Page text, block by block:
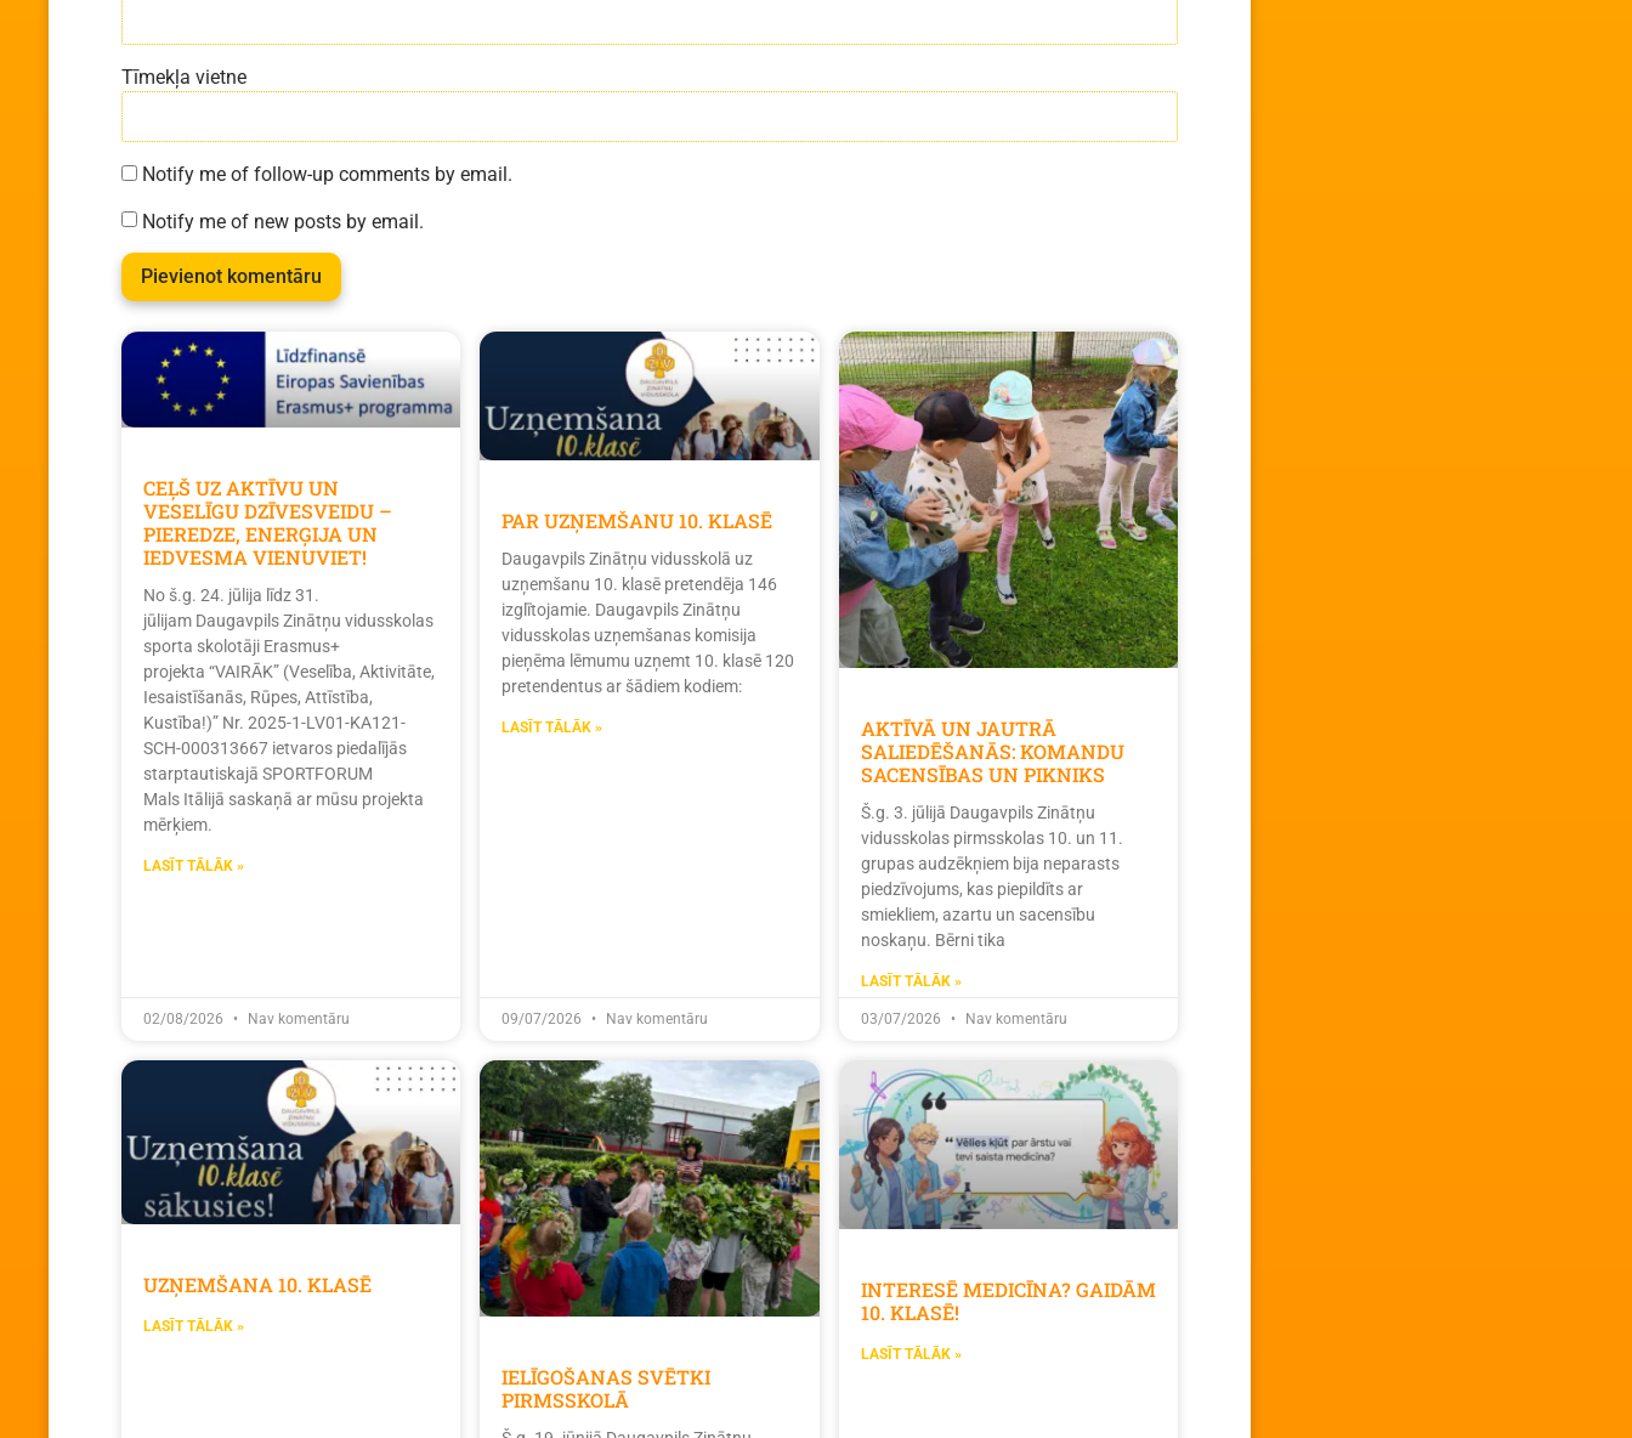
Tīmekļa vietne
Notify me of follow-up comments by email.
Notify me of new posts by email.
CEĻŠ UZ AKTĪVU UN
VESELĪGU DZĪVESVEIDU –
PIEREDZE, ENERĢIJA UN
IEDVESMA VIENUVIET!
No š.g. 24. jūlija līdz 31.
jūlijam Daugavpils Zinātņu vidusskolas
sporta skolotāji Erasmus+
projekta “VAIRĀK” (Veselība, Aktivitāte,
Iesaistīšanās, Rūpes, Attīstība,
Kustība!)” Nr. 2025-1-LV01-KA121-
SCH-000313667 ietvaros piedalījās
starptautiskajā SPORTFORUM
Mals Itālijā saskaņā ar mūsu projekta
mērķiem.
LASĪT TĀLĀK »
02/08/2026 Nav komentāru
PAR UZŅEMŠANU 10. KLASĒ
Daugavpils Zinātņu vidusskolā uz
uzņemšanu 10. klasē pretendēja 146
izglītojamie. Daugavpils Zinātņu
vidusskolas uzņemšanas komisija
pieņēma lēmumu uzņemt 10. klasē 120
pretendentus ar šādiem kodiem:
LASĪT TĀLĀK »
09/07/2026 Nav komentāru
AKTĪVĀ UN JAUTRĀ
SALIEDĒŠANĀS: KOMANDU
SACENSĪBAS UN PIKNIKS
Š.g. 3. jūlijā Daugavpils Zinātņu
vidusskolas pirmsskolas 10. un 11.
grupas audzēkņiem bija neparasts
piedzīvojums, kas piepildīts ar
smiekliem, azartu un sacensību
noskaņu. Bērni tika
LASĪT TĀLĀK »
03/07/2026 Nav komentāru
UZŅEMŠANA 10. KLASĒ
LASĪT TĀLĀK »
IELĪGOŠANAS SVĒTKI
PIRMSSKOLĀ
INTERESĒ MEDICĪNA? GAIDĀM
10. KLASĒ!
LASĪT TĀLĀK »